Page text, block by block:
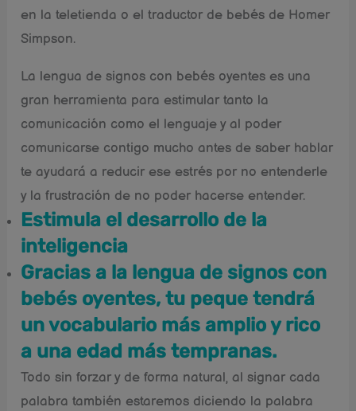
en la teletienda o el traductor de bebés de Homer
Simpson.
La lengua de signos con bebés oyentes es una
gran herramienta para estimular tanto la
comunicación como el lenguaje y al poder
comunicarse contigo mucho antes de saber hablar
te ayudará a reducir ese estrés por no entenderle
y la frustración de no poder hacerse entender.
Estimula el desarrollo de la
inteligencia
Gracias a la lengua de signos con
bebés oyentes, tu peque tendrá
un vocabulario más amplio y rico
a una edad más tempranas.
Todo sin forzar y de forma natural, al signar cada
palabra también estaremos diciendo la palabra